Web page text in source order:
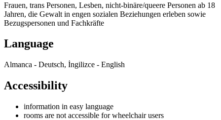
Frauen, trans Personen, Lesben, nicht-binäre/queere Personen ab 18
Jahren, die Gewalt in engen sozialen Beziehungen erleben sowie
Bezugspersonen und Fachkräfte
Language
Almanca - Deutsch, İngilizce - English
Accessibility
information in easy language
rooms are not accessible for wheelchair users